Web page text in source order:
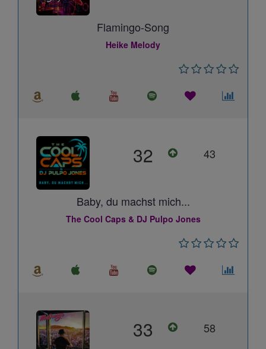
Flamingo-Song
Heike Melody
32 43
Baby, du machst mich...
The Cool Caps & DJ Pulpo Jones
33 58